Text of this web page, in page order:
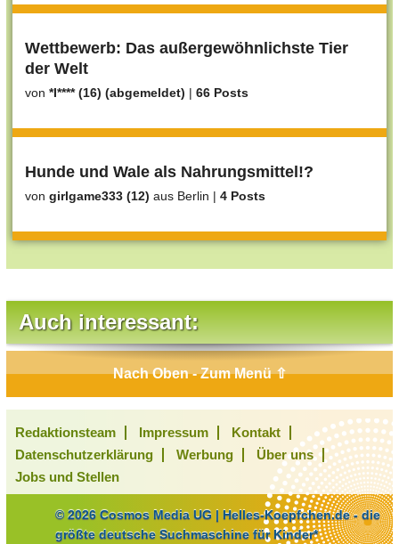
Wettbewerb: Das außergewöhnlichste Tier
der Welt
von *I**** (16) (abgemeldet) | 66 Posts
Hunde und Wale als Nahrungsmittel!?
von girlgame333 (12) aus Berlin | 4 Posts
Auch interessant:
Nach Oben - Zum Menü ⇧
Redaktionsteam Impressum
Kontakt
Datenschutzerklärung
Werbung
Über uns
Jobs und Stellen
© 2026 Cosmos Media UG | Helles-Koepfchen.de - die
größte deutsche Suchmaschine für Kinder*